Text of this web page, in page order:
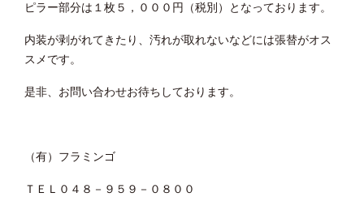
ピラー部分は１枚５，０００円（税別）となっております。
内装が剥がれてきたり、汚れが取れないなどには張替がオス
スメです。
是非、お問い合わせお待ちしております。
（有）フラミンゴ
ＴＥＬ０４８－９５９－０８００